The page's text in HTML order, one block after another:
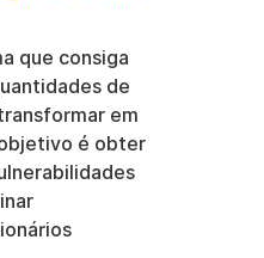
que consiga
de
em
é obter